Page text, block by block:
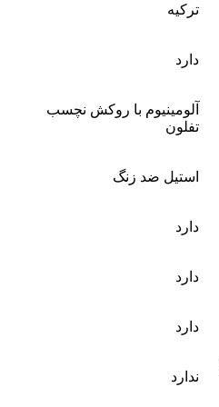
ترکیه
دارد
آلومینیوم با روکش نچسب
تفلون
استیل ضد زنگ
دارد
دارد
دارد
ندارد